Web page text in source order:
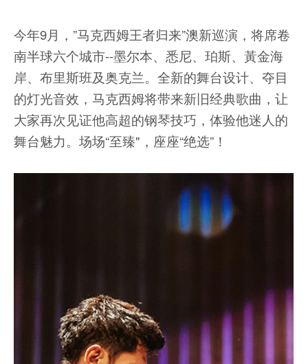
今年9月，”马克西姆王者归来”澳新巡演，将席卷
南半球六个城市--墨尔本、悉尼、珀斯、黃金海
岸、布里斯班及奥克兰。全新的舞台设计、夺目
的灯光音效，马克西姆将带来新旧经典歌曲，让
大家再次见证他高超的钢琴技巧，体验他迷人的
舞台魅力。场场“至臻"，座座“绝选”！